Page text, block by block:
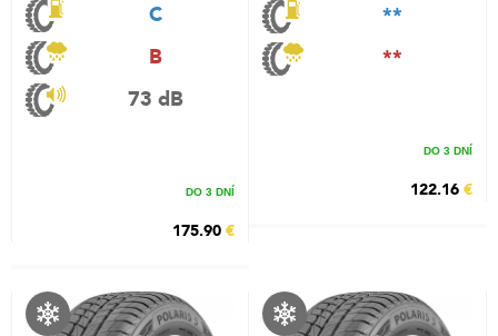
C
B
73 dB
DO 3 DNÍ
175.90 €
**
**
DO 3 DNÍ
122.16 €